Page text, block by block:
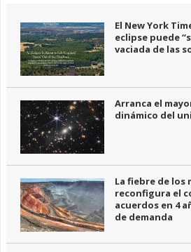
El New York
eclipse puede
vaciada de las
Arranca el
dinámico del
La fiebre de los
reconfigura el
acuerdos en 4
de demanda